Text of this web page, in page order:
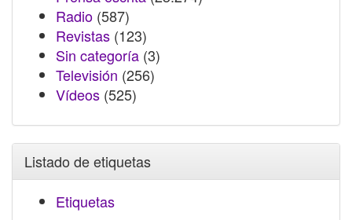
Radio (587)
Revistas (123)
Sin categoría (3)
Televisión (256)
Vídeos (525)
Listado de etiquetas
Etiquetas